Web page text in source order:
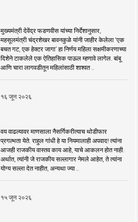
मुख्यमंत्री देवेंद्र फडणवीस यांच्या निर्देशानुसार,
महसूलमंत्री चंद्रशेखर बावनकुळे यांनी जाहीर केलेला ‘एक
बचत गट, एक हेक्टर जागा’ हा निर्णय महिला सक्षमीकरणाच्या
दिशेने टाकलेले एक ऐतिहासिक पाऊल म्हणावे लागेल. बांबू
आणि चारा लागवडीतून महिलांसाठी शाश्वत ..
१६ जून २०२६
वय वाढल्यावर माणसाला नैसर्गिकरीत्याच थोडीफार
प्रगल्भता येते. राहुल गांधी हे या नियमालाही अपवाद! त्यांना
आजही राजकीय वास्तव काय आहे, याचे आकलन होत नाही.
अर्थात, त्यांनी जे राजकीय सल्लागार नेमले आहेत, ते त्यांना
योग्य सल्ला देत नाहीत, अन्यथा ज्या ..
१५ जून २०२६